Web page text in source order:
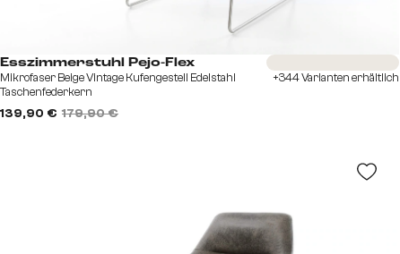
Esszimmerstuhl Pejo-Flex
Mikrofaser Beige Vintage Kufengestell Edelstahl
Taschenfederkern
139,90 € 179,90 €
Sofort versandfertig
+344 Varianten erhältlich